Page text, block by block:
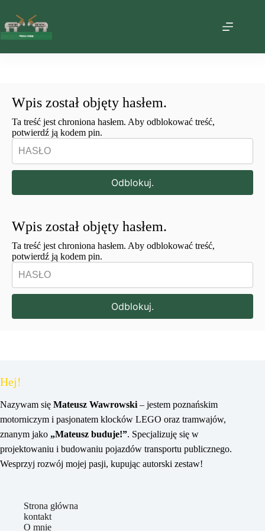
treści
Wpis został objęty hasłem.
Ta treść jest chroniona hasłem. Aby odblokować treść,
potwierdź ją kodem pin.
Odblokuj.
Wpis został objęty hasłem.
Ta treść jest chroniona hasłem. Aby odblokować treść,
potwierdź ją kodem pin.
Odblokuj.
Hej!
Nazywam się Mateusz Wawrowski – jestem poznańskim
motorniczym i pasjonatem klocków LEGO oraz tramwajów,
znanym jako „Mateusz buduje!”. Specjalizuję się w
projektowaniu i budowaniu pojazdów transportu publicznego.
Wesprzyj rozwój mojej pasji, kupując autorski zestaw!
Strona główna
kontakt
O mnie